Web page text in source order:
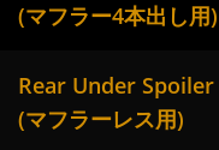
(マフラー4本出し用)
Rear Under Spoiler
(マフラーレス用)